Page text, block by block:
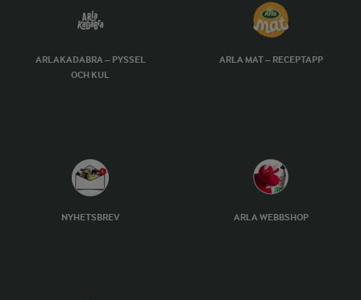
ARLAKADABRA – PYSSEL
OCH KUL
ARLA MAT – RECEPTAPP
NYHETSBREV ARLA WEBBSHOP